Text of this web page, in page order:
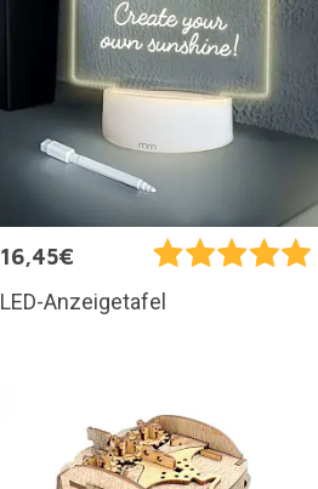
16,45€
LED-Anzeigetafel